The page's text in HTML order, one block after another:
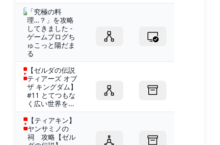
「究極の料
理…？」を攻略
してきました -
ゲームブログち
ゅこっと陽だま
る
【ゼルダの伝説
ティアーズ オブ
ザ キングダム】
#11 とてつもな
く広い世界を...
【ティアキン】
ヤンサミノの
祠 攻略【ゼル